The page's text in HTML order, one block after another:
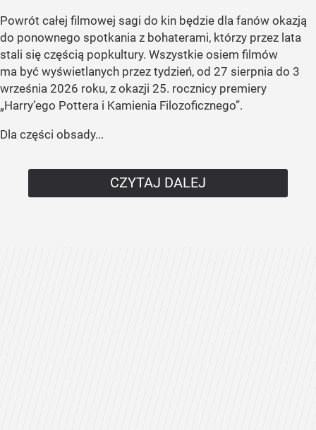
Powrót całej filmowej sagi do kin będzie dla fanów okazją
do ponownego spotkania z bohaterami, którzy przez lata
stali się częścią popkultury. Wszystkie osiem filmów
ma być wyświetlanych przez tydzień, od 27 sierpnia do 3
września 2026 roku, z okazji 25. rocznicy premiery
„Harry’ego Pottera i Kamienia Filozoficznego”.
Dla części obsady...
CZYTAJ DALEJ